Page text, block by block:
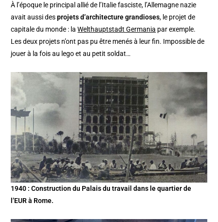
À l’époque le principal allié de l’Italie fasciste, l’Allemagne nazie
avait aussi desprojets d’architecture grandioses, le projet de
capitale du monde : laWelthauptstadt Germania par exemple.
Les deux projets n’ont pas pu être menés à leur fin. Impossible de
jouer à la fois au lego et au petit soldat…
1940 : Construction du Palais du travail dans le quartier de
l’EUR à Rome.